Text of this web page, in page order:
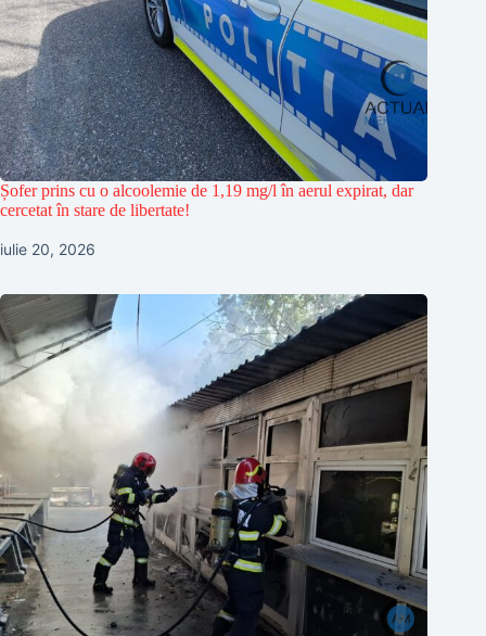
Șofer prins cu o alcoolemie de 1,19 mg/l în aerul expirat, dar
cercetat în stare de libertate!
iulie 20, 2026